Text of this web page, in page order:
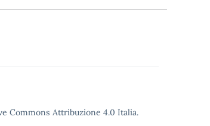
Commons Attribuzione 4.0 Italia.